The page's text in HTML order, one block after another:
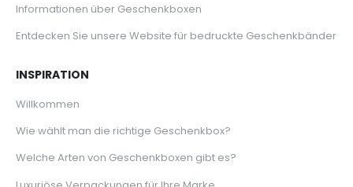
Informationen über Geschenkboxen
Entdecken Sie unsere Website für bedruckte Geschenkbänder
INSPIRATION
Willkommen
Wie wählt man die richtige Geschenkbox?
Welche Arten von Geschenkboxen gibt es?